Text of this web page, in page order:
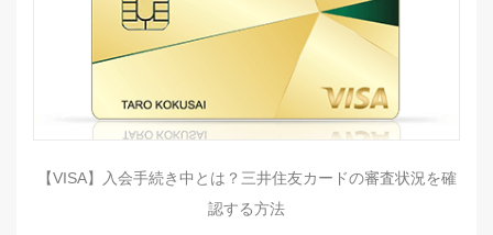
【VISA】入会手続き中とは？三井住友カードの審査状況を確
認する方法